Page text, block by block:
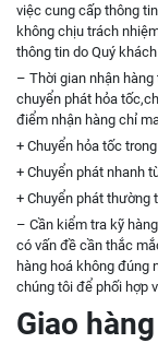
việc cung cấp thông
không chịu trách
thông tin do Quý
– Thời gian nhận
chuyển phát hỏa
điểm nhận hàng chỉ
+ Chuyển hỏa tốc
+ Chuyển phát nhanh
+ Chuyển phát thường
– Cần kiểm tra kỹ
có vấn đề cần thắc
hàng hoá không đúng
chúng tôi để phối hợp
Giao